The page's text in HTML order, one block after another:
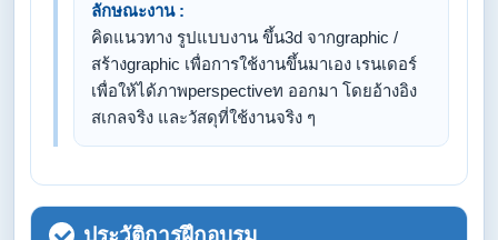
ลักษณะงาน :
คิดแนวทาง รูปแบบงาน ขึ้น3d จากgraphic /
สร้างgraphic เพื่อการใช้งานขึ้นมาเอง เรนเดอร์
เพื่อให้ได้ภาพperspectiveท ออกมา โดยอ้างอิง
สเกลจริง และวัสดุที่ใช้งานจริง ๆ
ประวัติการฝึกอบรม